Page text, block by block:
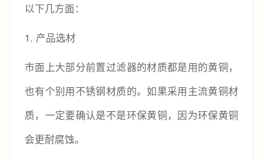
以下几方面：
1. 产品选材
市面上大部分前置过滤器的材质都是用的黄铜，
也有个别用不锈钢材质的。如果采用主流黄铜材
质，一定要确认是不是环保黄铜，因为环保黄铜
会更耐腐蚀。